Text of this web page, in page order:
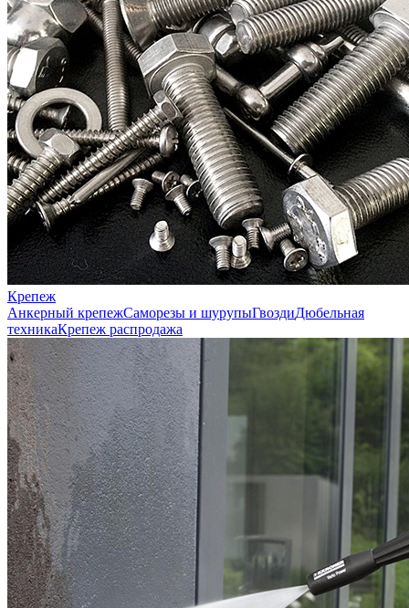
Крепеж
Анкерный крепежСаморезы и шурупыГвоздиДюбельная
техникаКрепеж распродажа